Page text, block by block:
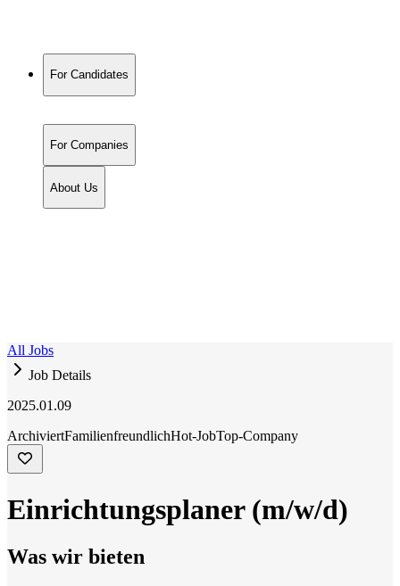
For Candidates
For Companies
About Us
All Jobs
Job Details
2025.01.09
ArchiviertFamilienfreundlichHot-JobTop-Company
Einrichtungsplaner (m/w/d)
Was wir bieten